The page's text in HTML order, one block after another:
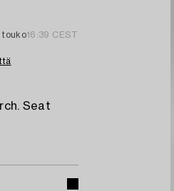
touko16:39 CEST
Seat